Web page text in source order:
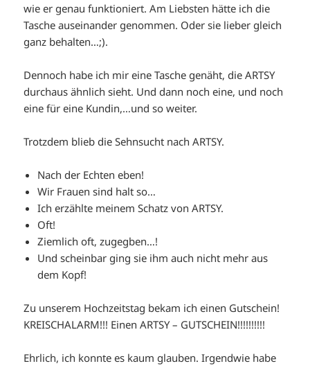
wie er genau funktioniert. Am Liebsten hätte ich die
Tasche auseinander genommen. Oder sie lieber gleich
ganz behalten…;).
Dennoch habe ich mir eine Tasche genäht, die ARTSY
durchaus ähnlich sieht. Und dann noch eine, und noch
eine für eine Kundin,…und so weiter.
Trotzdem blieb die Sehnsucht nach ARTSY.
Nach der Echten eben!
Wir Frauen sind halt so…
Ich erzählte meinem Schatz von ARTSY.
Oft!
Ziemlich oft, zugegben…!
Und scheinbar ging sie ihm auch nicht mehr aus
dem Kopf!
Zu unserem Hochzeitstag bekam ich einen Gutschein!
KREISCHALARM!!! Einen ARTSY – GUTSCHEIN!!!!!!!!!!
Ehrlich, ich konnte es kaum glauben. Irgendwie habe